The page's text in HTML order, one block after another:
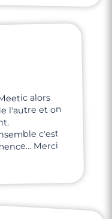
alors
l'autre et on
c'est
Merci